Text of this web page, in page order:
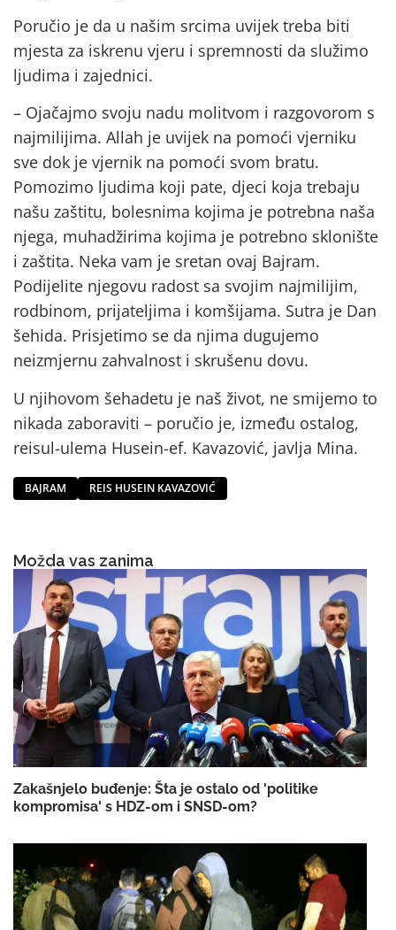
Poručio je da u našim srcima uvijek treba biti
mjesta za iskrenu vjeru i spremnosti da služimo
ljudima i zajednici.
– Ojačajmo svoju nadu molitvom i razgovorom s
najmilijima. Allah je uvijek na pomoći vjerniku
sve dok je vjernik na pomoći svom bratu.
Pomozimo ljudima koji pate, djeci koja trebaju
našu zaštitu, bolesnima kojima je potrebna naša
njega, muhadžirima kojima je potrebno sklonište
i zaštita. Neka vam je sretan ovaj Bajram.
Podijelite njegovu radost sa svojim najmilijim,
rodbinom, prijateljima i komšijama. Sutra je Dan
šehida. Prisjetimo se da njima dugujemo
neizmjernu zahvalnost i skrušenu dovu.
U njihovom šehadetu je naš život, ne smijemo to
nikada zaboraviti – poručio je, između ostalog,
reisul-ulema Husein-ef. Kavazović, javlja Mina.
BAJRAM REIS HUSEIN KAVAZOVIĆ
Možda vas zanima
Zakašnjelo buđenje: Šta je ostalo od 'politike
kompromisa' s HDZ-om i SNSD-om?